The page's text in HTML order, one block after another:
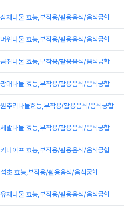
삼채나물 효능,부작용/활용음식/음식궁합
머위나물 효능,부작용/활용음식/음식궁합
곰취나물 효능,부작용/활용음식/음식궁합
광대나물 효능,부작용/활용음식/음식궁합
원추리나물효능,부작용/활용음식/음식궁합
세발나물 효능,부작용/활용음식/음식궁합
카다이프 효능,부작용/활용음식/음식궁합
섬초 효능,부작용/활용음식/음식궁합
유채나물 효능,부작용/활용음식/음식궁합